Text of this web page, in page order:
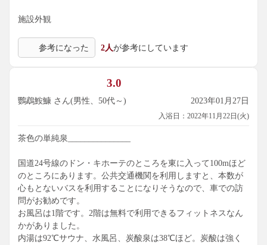
施設外観
参考になった 2人が参考にしています
3.0
鸚鵡鮟鱇 さん(男性、50代～) 2023年01月27日
入浴日：2022年11月22日(火)
茶色の単純泉_______________
国道24号線のドン・キホーテのところを東に入って100mほど
のところにあります。公共交通機関を利用しますと、本数が
心もとないバスを利用することになりそうなので、車での訪
問がお勧めです。
お風呂は1階です。2階は無料で利用できるフィットネスなん
かがありました。
内湯は92℃サウナ、水風呂、炭酸泉は38℃ほど。炭酸は強く